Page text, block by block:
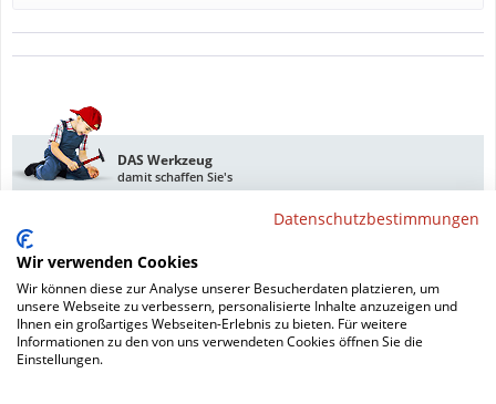
DAS Werkzeug
damit schaffen Sie's
Beschreibung
Möbelgleiter für Stuhl Helana mit quadratischen
Rohren Verabschieden Sie sich von Kratzern und...
Datenschutzbestimmungen
Wir verwenden Cookies
Wir können diese zur Analyse unserer Besucherdaten platzieren, um
unsere Webseite zu verbessern, personalisierte Inhalte anzuzeigen und
Ihnen ein großartiges Webseiten-Erlebnis zu bieten. Für weitere
Informationen zu den von uns verwendeten Cookies öffnen Sie die
Einstellungen.